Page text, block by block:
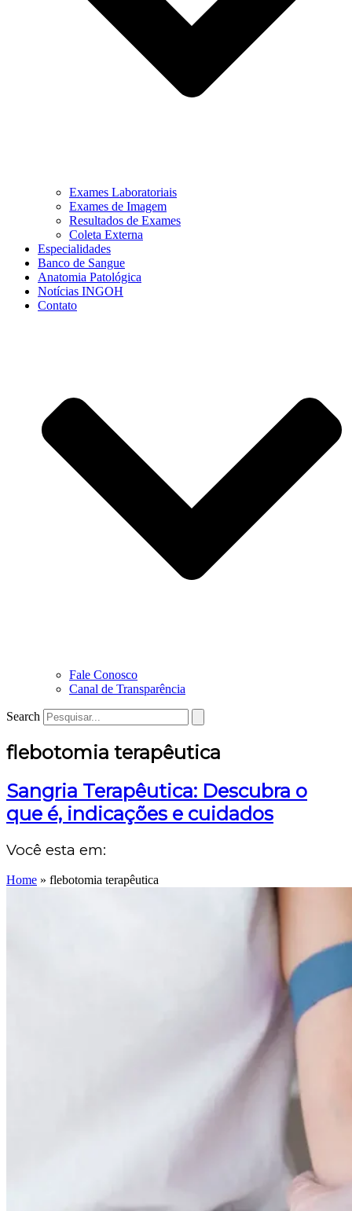
Exames Laboratoriais
Exames de Imagem
Resultados de Exames
Coleta Externa
Especialidades
Banco de Sangue
Anatomia Patológica
Notícias INGOH
Contato
Fale Conosco
Canal de Transparência
Search
flebotomia terapêutica
Sangria Terapêutica: Descubra o
que é, indicações e cuidados
Você esta em:
Home » flebotomia terapêutica